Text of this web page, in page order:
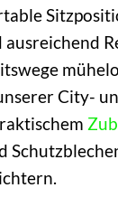
City-